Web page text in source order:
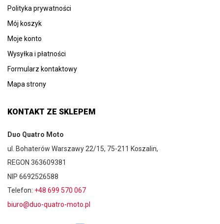
Polityka prywatności
Mój koszyk
Moje konto
Wysyłka i płatności
Formularz kontaktowy
Mapa strony
KONTAKT ZE SKLEPEM
Duo Quatro Moto
ul. Bohaterów Warszawy 22/15, 75-211 Koszalin,
REGON 363609381
NIP 6692526588
Telefon: +48 699 570 067
biuro@duo-quatro-moto.pl